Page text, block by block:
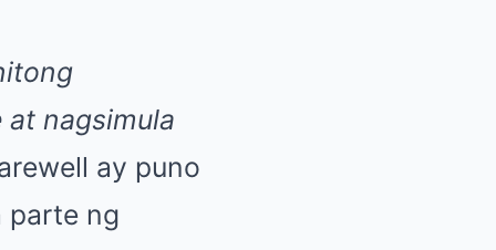
nagsimula
ay puno
parte ng